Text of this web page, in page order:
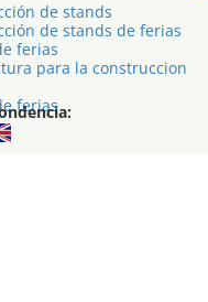
de stands
de stands de ferias
ferias
para la construccion
ferias